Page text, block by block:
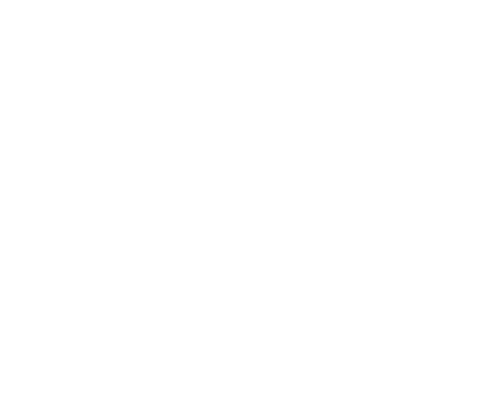
する人、しない人
ビザを就労ビザにする方法